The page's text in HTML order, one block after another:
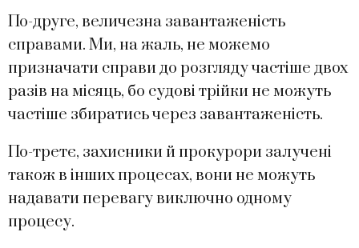
По-друге, величезна завантаженість
справами. Ми, на жаль, не можемо
призначати справи до розгляду частіше двох
разів на місяць, бо судові трійки не можуть
частіше збиратись через завантаженість.
По-третє, захисники й прокурори залучені
також в інших процесах, вони не можуть
надавати перевагу виключно одному
процесу.